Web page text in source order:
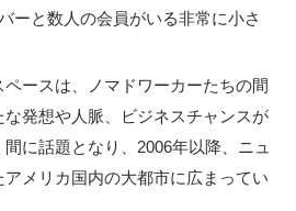
ーと数人の会員がいる非常に小さ
ースは、ノマドワーカーたちの間
発想や人脈、ビジネスチャンスが
に話題となり、2006年以降、ニュ
メリカ国内の大都市に広まってい